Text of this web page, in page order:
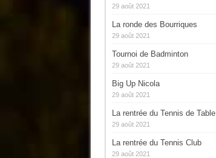
29 août 2021
La ronde des Bourriques
29 août 2021
Tournoi de Badminton
29 août 2021
Big Up Nicola
29 août 2021
La rentrée du Tennis de Table
29 août 2021
La rentrée du Tennis Club
29 août 2021